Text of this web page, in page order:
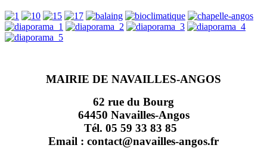
MAIRIE DE NAVAILLES-ANGOS
62 rue du Bourg
64450 Navailles-Angos
Tél. 05 59 33 83 85
Email : contact@navailles-angos.fr